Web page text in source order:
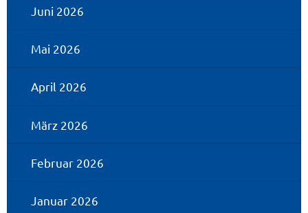
Juni 2026
Mai 2026
April 2026
März 2026
Februar 2026
Januar 2026